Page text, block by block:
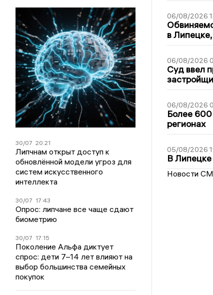
30/07 20:21
Липчнам открыт доступ к
обновлённой модели угроз для
систем искусственного
интеллекта
30/07 17:43
Опрос: липчане все чаще сдают
биометрию
30/07 17:15
Поколение Альфа диктует
спрос: дети 7–14 лет влияют на
выбор большинства семейных
покупок
06/08/2026
в
06/08/2026
Суд ввел
06/08/2026
Более
регионах
05/08/2026
В
Новости